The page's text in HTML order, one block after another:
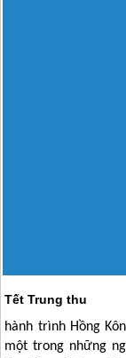
Tết Trung thu
hành trình Hồng
một trong những